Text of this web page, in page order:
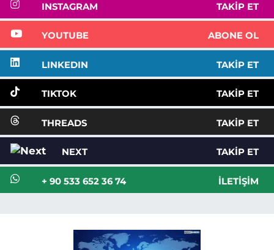
INSTAGRAM TAKIP ET
YOUTUBE ABONE OL
LINKEDIN TAKIP ET
TIKTOK TAKIP ET
THREADS TAKIP ET
NEXT TAKIP ET
+ 90 533 652 36 74 İLETIŞIM